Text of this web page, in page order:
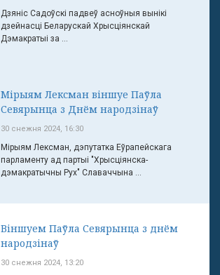
Дзяніс Садоўскі падвеў асноўныя вынікі
дзейнасці Беларускай Хрысціянскай
Дэмакратыі за ...
Мірыям Лексман віншуе Паўла
Севярынца з Днём народзінаў
30 снежня 2024, 16:30
Мірыям Лексман, дэпутатка Еўрапейскага
парламенту ад партыі "Хрысціянска-
дэмакратычны Рух" Славаччына ...
Віншуем Паўла Севярынца з днём
народзінаў
30 снежня 2024, 13:20